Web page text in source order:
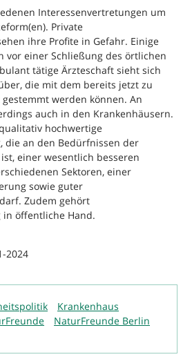
Interessenvertretungen um
Private
ihre Profite in Gefahr. Einige
vor einer Schließung des örtlichen
tätige Ärzteschaft sieht sich
die mit dem bereits jetzt zu
werden können. An
auch in den Krankenhäusern.
hochwertige
die an den Bedürfnissen der
einer wesentlich besseren
Sektoren, einer
sowie guter
Zudem gehört
in öffentliche Hand.
2024
Krankenhaus
NaturFreunde Berlin